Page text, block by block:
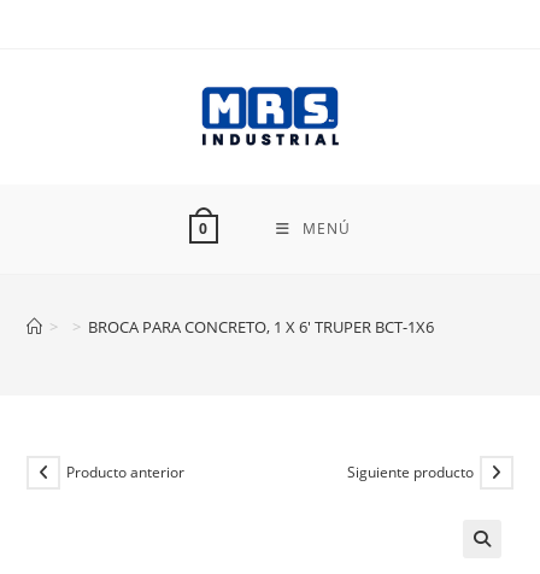
0 MENÚ
> > BROCA PARA CONCRETO, 1 X 6′ TRUPER BCT-1X6
Producto anterior Siguiente producto